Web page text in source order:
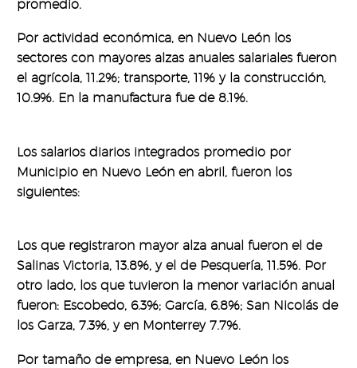
promedio.
Por actividad económica, en Nuevo León los
sectores con mayores alzas anuales salariales fueron
el agrícola, 11.2%; transporte, 11% y la construcción,
10.9%. En la manufactura fue de 8.1%.
Los salarios diarios integrados promedio por
Municipio en Nuevo León en abril, fueron los
siguientes:
Los que registraron mayor alza anual fueron el de
Salinas Victoria, 13.8%, y el de Pesquería, 11.5%. Por
otro lado, los que tuvieron la menor variación anual
fueron: Escobedo, 6.3%; García, 6.8%; San Nicolás de
los Garza, 7.3%, y en Monterrey 7.7%.
Por tamaño de empresa, en Nuevo León los